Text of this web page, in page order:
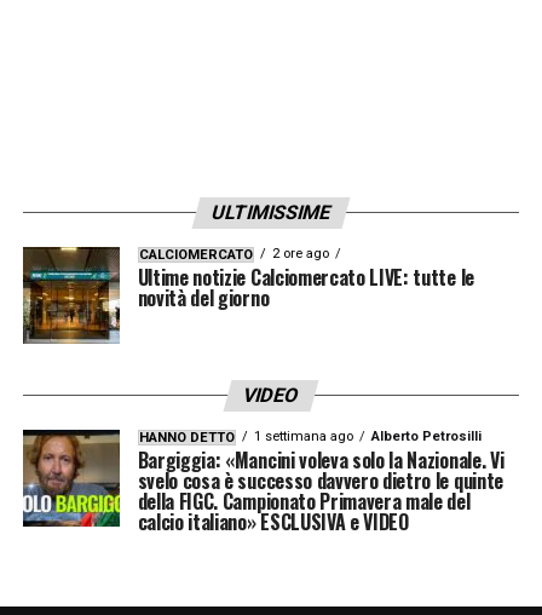
ULTIMISSIME
CALCIOMERCATO 2 ore ago
Ultime notizie Calciomercato LIVE: tutte le
novità del giorno
VIDEO
HANNO DETTO 1 settimana ago Alberto Petrosilli
Bargiggia: «Mancini voleva solo la Nazionale. Vi
svelo cosa è successo davvero dietro le quinte
della FIGC. Campionato Primavera male del
calcio italiano» ESCLUSIVA e VIDEO